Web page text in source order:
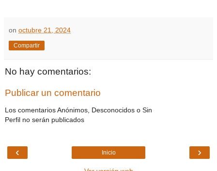
on octubre 21, 2024
Compartir
No hay comentarios:
Publicar un comentario
Los comentarios Anónimos, Desconocidos o Sin
Perfil no serán publicados
‹ ›
Inicio